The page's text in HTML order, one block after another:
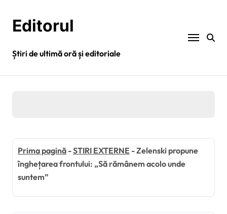
conținutEditorul
Știri de ultimă oră și editoriale
Prima pagină -STIRI EXTERNE -Zelenski propune
înghețarea frontului: „Să rămânem acolo unde
suntem”